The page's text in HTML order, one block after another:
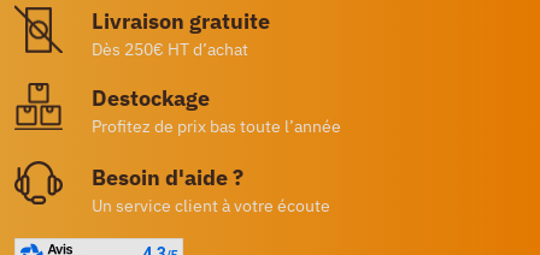
Livraison gratuite
Dès 250€ HT d’achat
Destockage
Profitez de prix bas toute l’année
Besoin d'aide ?
Un service client à votre écoute